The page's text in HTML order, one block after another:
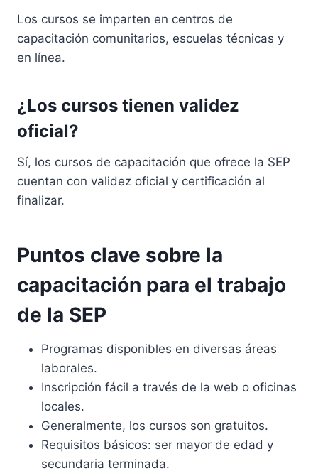
Los cursos se imparten en centros de
capacitación comunitarios, escuelas técnicas y
en línea.
¿Los cursos tienen validez
oficial?
Sí, los cursos de capacitación que ofrece la SEP
cuentan con validez oficial y certificación al
finalizar.
Puntos clave sobre la
capacitación para el trabajo
de la SEP
Programas disponibles en diversas áreas
laborales.
Inscripción fácil a través de la web o oficinas
locales.
Generalmente, los cursos son gratuitos.
Requisitos básicos: ser mayor de edad y
secundaria terminada.